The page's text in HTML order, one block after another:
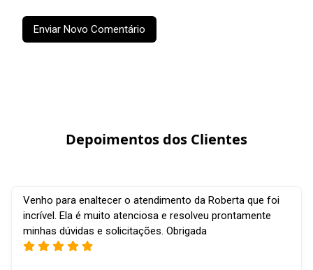
Enviar Novo Comentário
Depoimentos dos Clientes
Venho para enaltecer o atendimento da Roberta que foi
incrível. Ela é muito atenciosa e resolveu prontamente
minhas dúvidas e solicitações. Obrigada